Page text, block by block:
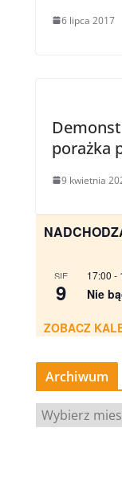
6 lipca 2017
porażka
9 kwietnia
SIE
9
17:00 -
Nie
ZOBACZ
Archiwum
A
r